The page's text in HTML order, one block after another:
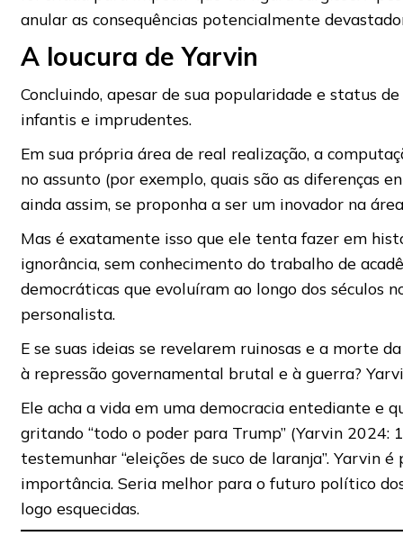
anular as consequências potencialmente
A loucura de Yarvin
Concluindo, apesar de sua popularidade e status
infantis e imprudentes.
Em sua própria área de real realização, a
no assunto (por exemplo, quais são as diferenças
ainda assim, se proponha a ser um inovador na
Mas é exatamente isso que ele tenta fazer em
ignorância, sem conhecimento do trabalho de
democráticas que evoluíram ao longo dos séculos
personalista.
E se suas ideias se revelarem ruinosas e a morte
à repressão governamental brutal e à guerra?
Ele acha a vida em uma democracia entediante e
gritando “todo o poder para Trump” (Yarvin 2024:
testemunhar “eleições de suco de laranja”. Yarvin
importância. Seria melhor para o futuro político
logo esquecidas.